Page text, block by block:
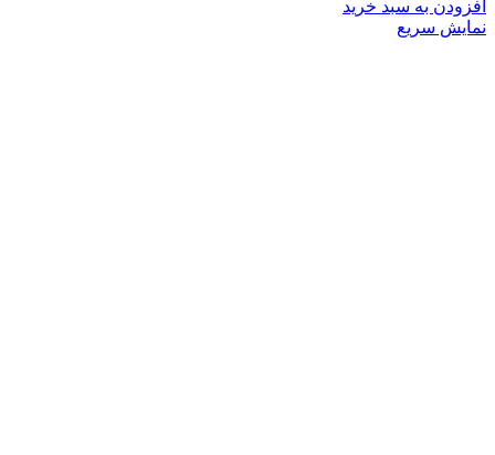
افزودن به سبد خرید
نمایش سریع